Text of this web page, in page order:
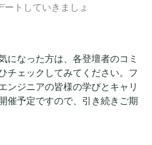
ートしていきましょ
になった方は、各登壇者のコミ
チェックしてみてください。フ
ンジニアの皆様の学びとキャリ
催予定ですので、引き続きご期